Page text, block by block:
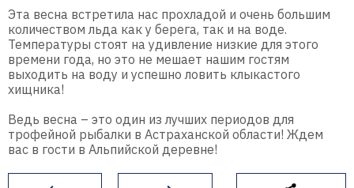
Эта весна встретила нас прохладой и очень большим
количеством льда как у берега, так и на воде.
Температуры стоят на удивление низкие для этого
времени года, но это не мешает нашим гостям
выходить на воду и успешно ловить клыкастого
хищника!
Ведь весна – это один из лучших периодов для
трофейной рыбалки в Астраханской области! Ждем
вас в гости в Альпийской деревне!